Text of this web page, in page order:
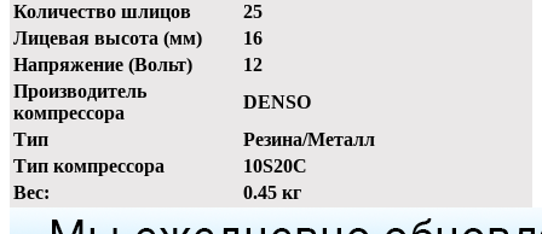
Количество шлицов
25
Лицевая высота (мм)
16
Напряжение (Вольт)
12
Производитель
компрессора
DENSO
Тип
Резина/Металл
Тип компрессора
10S20C
Вес:
0.45 кг